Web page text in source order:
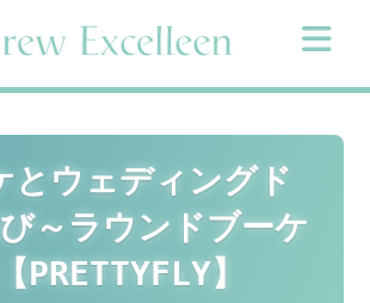
とウェディングド
～ラウンドブーケ
PRETTYFLY】